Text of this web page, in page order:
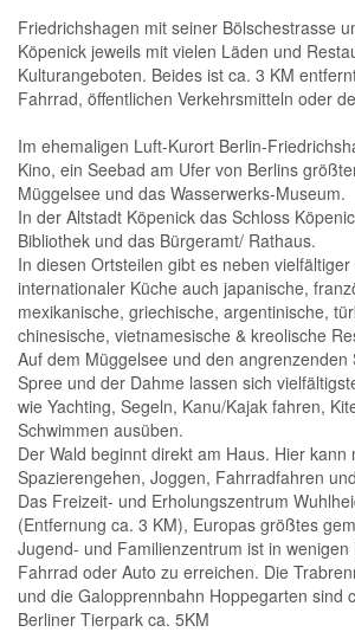
Friedrichshagen mit seiner Bölschestrasse
Köpenick jeweils mit vielen Läden und
Kulturangeboten. Beides ist ca. 3 KM
Fahrrad, öffentlichen Verkehrsmitteln oder
Im ehemaligen Luft-Kurort Berlin-
Kino, ein Seebad am Ufer von Berlins
Müggelsee und das Wasserwerks-Museum.
In der Altstadt Köpenick das Schloss
Bibliothek und das Bürgeramt/ Rathaus.
In diesen Ortsteilen gibt es neben
internationaler Küche auch japanische,
mexikanische, griechische, argentinische,
chinesische, vietnamesische & kreolische
Auf dem Müggelsee und den angrenzenden
Spree und der Dahme lassen sich
wie Yachting, Segeln, Kanu/Kajak fahren,
Schwimmen ausüben.
Der Wald beginnt direkt am Haus. Hier kann
Spazierengehen, Joggen, Fahrradfahren
Das Freizeit- und Erholungszentrum
(Entfernung ca. 3 KM), Europas größtes
Jugend- und Familienzentrum ist in
Fahrrad oder Auto zu erreichen. Die
und die Galopprennbahn Hoppegarten sind
Berliner Tierpark ca. 5KM